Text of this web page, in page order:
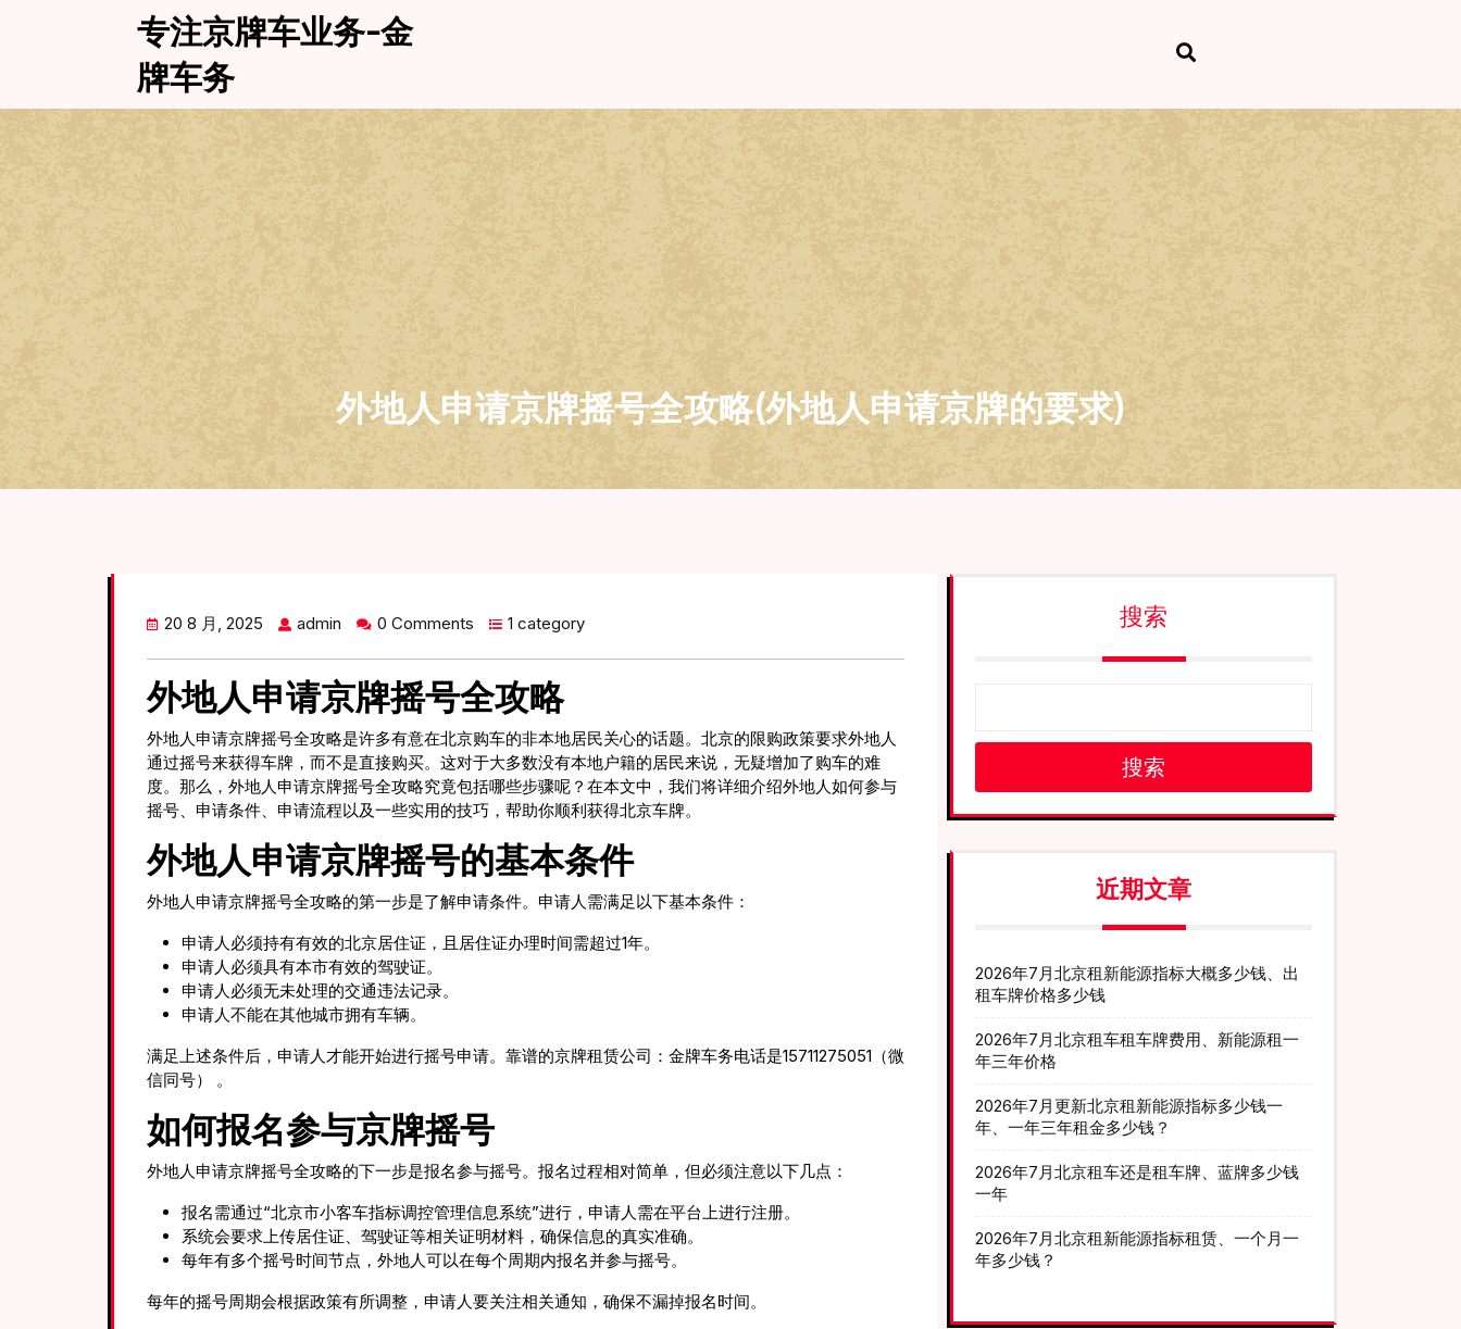
专注京牌车业务-金
牌车务
外地人申请京牌摇号全攻略(外地人申请京牌的要求)
20 8 月, 2025 admin 0 Comments 1 category
外地人申请京牌摇号全攻略
外地人申请京牌摇号全攻略是许多有意在北京购车的非本地居民关心的话题。北京的限购政策要求外地人
通过摇号来获得车牌，而不是直接购买。这对于大多数没有本地户籍的居民来说，无疑增加了购车的难
度。那么，外地人申请京牌摇号全攻略究竟包括哪些步骤呢？在本文中，我们将详细介绍外地人如何参与
摇号、申请条件、申请流程以及一些实用的技巧，帮助你顺利获得北京车牌。
外地人申请京牌摇号的基本条件
外地人申请京牌摇号全攻略的第一步是了解申请条件。申请人需满足以下基本条件：
申请人必须持有有效的北京居住证，且居住证办理时间需超过1年。
申请人必须具有本市有效的驾驶证。
申请人必须无未处理的交通违法记录。
申请人不能在其他城市拥有车辆。
满足上述条件后，申请人才能开始进行摇号申请。靠谱的京牌租赁公司：金牌车务电话是15711275051（微
信同号） 。
如何报名参与京牌摇号
外地人申请京牌摇号全攻略的下一步是报名参与摇号。报名过程相对简单，但必须注意以下几点：
报名需通过“北京市小客车指标调控管理信息系统”进行，申请人需在平台上进行注册。
系统会要求上传居住证、驾驶证等相关证明材料，确保信息的真实准确。
每年有多个摇号时间节点，外地人可以在每个周期内报名并参与摇号。
每年的摇号周期会根据政策有所调整，申请人要关注相关通知，确保不漏掉报名时间。
搜索
搜索
近期文章
2026年7月北京租新能源指标大概多少钱、出
租车牌价格多少钱
2026年7月北京租车租车牌费用、新能源租一
年三年价格
2026年7月更新北京租新能源指标多少钱一
年、一年三年租金多少钱？
2026年7月北京租车还是租车牌、蓝牌多少钱
一年
2026年7月北京租新能源指标租赁、一个月一
年多少钱？